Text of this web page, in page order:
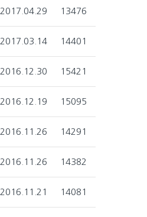
2017.04.29 13476
2017.03.14 14401
2016.12.30 15421
2016.12.19 15095
2016.11.26 14291
2016.11.26 14382
2016.11.21 14081